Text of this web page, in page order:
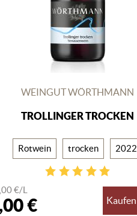
WEINGUT WÖRTHMANN
TROLLINGER TROCKEN
Rotwein trocken 2022
€/L
€ Kaufen